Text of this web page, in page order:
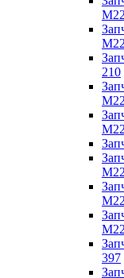
M22
210
397